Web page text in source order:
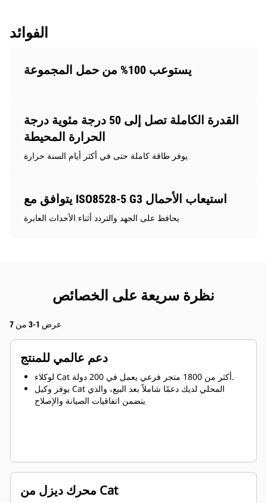
الفوائد
يستوعب 100% من حمل المجموعة
القدرة الكاملة تصل إلى 50 درجة مئوية درجة
الحرارة المحيطة
يوفر طاقة كاملة حتى في أكثر أيام السنة حرارة
يتوافق مع ISO8528-5 G3 استيعاب الأحمال
يحافظ على الجهد والتردد أثناء الأحداث العابرة
نظرة سريعة على الخصائص
عرض 1-3 من 7
دعم عالمي للمنتج
لوكلاء Cat أكثر من 1800 متجر فرعي يعمل في 200 دولة.
يوفر وكيل Cat المحلي لديك دعمًا شاملاً بعد البيع، والذي
يتضمن اتفاقيات الصيانة والإصلاح
محرك ديزل من Cat